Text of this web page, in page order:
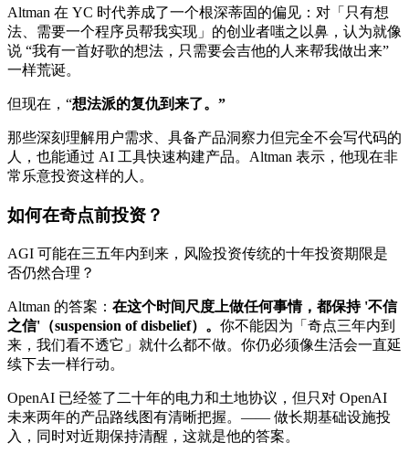
Altman 在 YC 时代养成了一个根深蒂固的偏见：对「只有想
法、需要一个程序员帮我实现」的创业者嗤之以鼻，认为就像
说 “我有一首好歌的想法，只需要会吉他的人来帮我做出来”
一样荒诞。
但现在，“想法派的复仇到来了。”
那些深刻理解用户需求、具备产品洞察力但完全不会写代码的
人，也能通过 AI 工具快速构建产品。Altman 表示，他现在非
常乐意投资这样的人。
如何在奇点前投资？
AGI 可能在三五年内到来，风险投资传统的十年投资期限是
否仍然合理？
Altman 的答案： 在这个时间尺度上做任何事情，都保持 '不信
之信'（suspension of disbelief）。 你不能因为「奇点三年内到
来，我们看不透它」就什么都不做。你仍必须像生活会一直延
续下去一样行动。
OpenAI 已经签了二十年的电力和土地协议，但只对 OpenAI
未来两年的产品路线图有清晰把握。—— 做长期基础设施投
入，同时对近期保持清醒，这就是他的答案。